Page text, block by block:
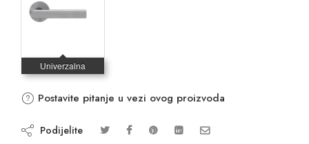
Postavite pitanje u vezi ovog proizvoda
Podijelite